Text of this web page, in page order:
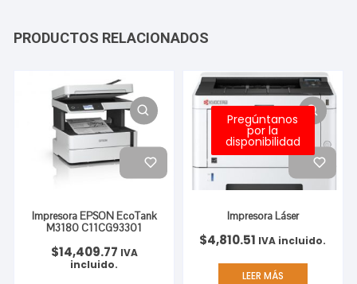
PRODUCTOS RELACIONADOS
Impresora EPSON EcoTank
M3180 C11CG93301
$14,409.77 IVA
incluido.
Pregúntanos
por la
disponibilidad
Impresora Láser
$4,810.51 IVA incluido.
LEER MÁS